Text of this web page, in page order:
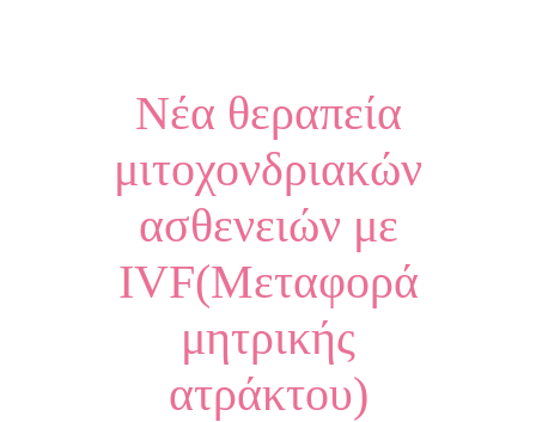
Νέα θεραπεία
μιτοχονδριακών
ασθενειών με
IVF(Μεταφορά
μητρικής
ατράκτου)